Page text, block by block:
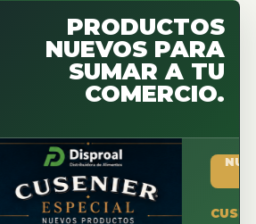
PRODUCTOS
NUEVOS PARA
SUMAR A TU
COMERCIO.
NUEVO
CUSENIER